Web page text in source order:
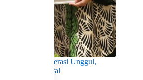
Jadi Generasi Unggul,
di Era Digital